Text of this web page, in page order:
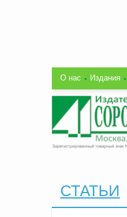
О нас Издания
СТАТЬИ